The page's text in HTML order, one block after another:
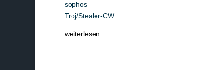
sophos
Troj/Stealer-CW
weiterlesen